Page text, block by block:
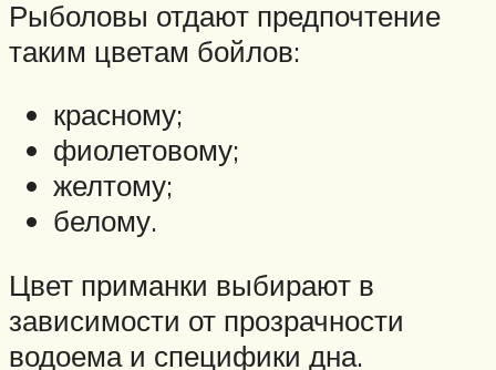
Рыболовы отдают предпочтение
таким цветам бойлов:
красному;
фиолетовому;
желтому;
белому.
Цвет приманки выбирают в
зависимости от прозрачности
водоема и специфики дна.